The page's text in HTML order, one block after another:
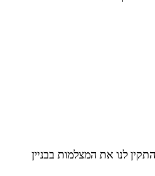
לנו את המצלמות בבניין